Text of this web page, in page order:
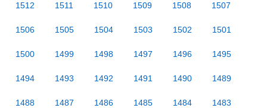
1512 1511 1510 1509 1508 1507
1506 1505 1504 1503 1502 1501
1500 1499 1498 1497 1496 1495
1494 1493 1492 1491 1490 1489
1488 1487 1486 1485 1484 1483